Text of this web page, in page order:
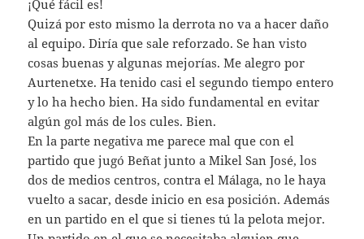
¡Qué fácil es!
Quizá por esto mismo la derrota no va a hacer daño
al equipo. Diría que sale reforzado. Se han visto
cosas buenas y algunas mejorías. Me alegro por
Aurtenetxe. Ha tenido casi el segundo tiempo entero
y lo ha hecho bien. Ha sido fundamental en evitar
algún gol más de los cules. Bien.
En la parte negativa me parece mal que con el
partido que jugó Beñat junto a Mikel San José, los
dos de medios centros, contra el Málaga, no le haya
vuelto a sacar, desde inicio en esa posición. Además
en un partido en el que si tienes tú la pelota mejor.